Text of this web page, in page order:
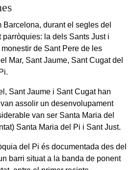
Barcelona, durant el segles del
la dels Sants Just i
de Sant Pere de les
Mar, Sant Jaume, Sant Cugat del
Sant Jaume i Sant Cugat han
assolir un desenvolupament
van ser Santa Maria del
Santa Maria del Pi i Sant Just.
del Pi és documentada des del
barri situat a la banda de ponent